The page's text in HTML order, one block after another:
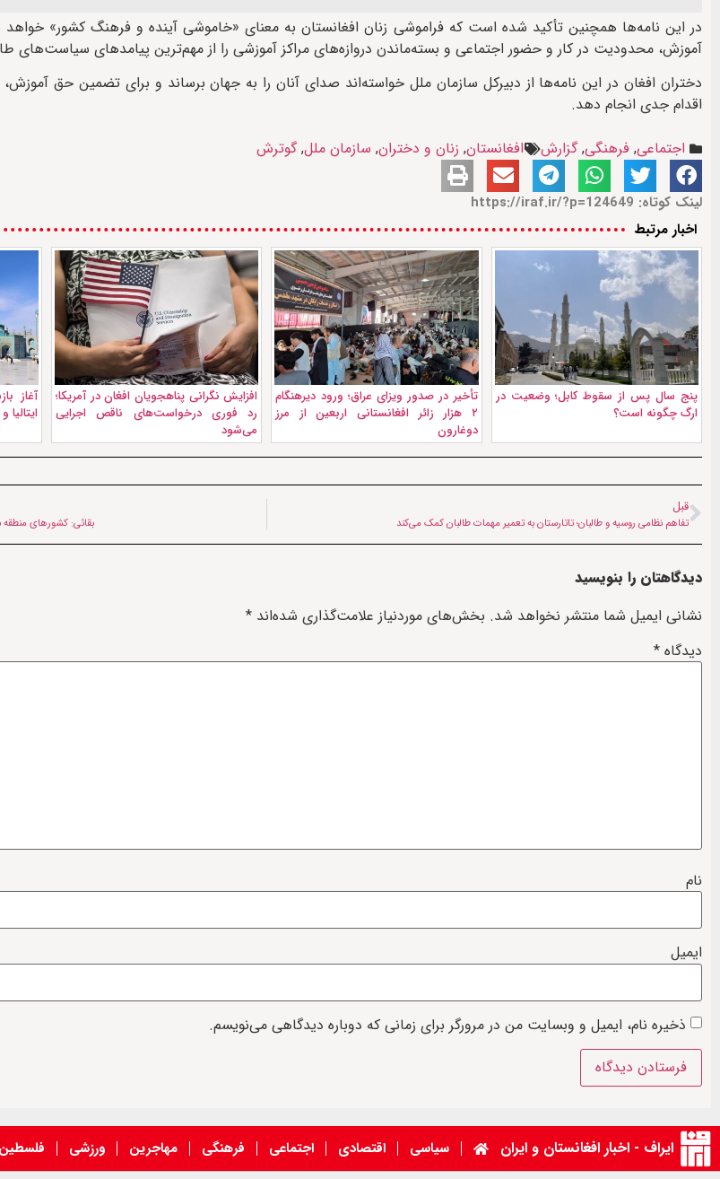
در این نامه‌ها همچنین تأکید شده است که فراموشی زنان افغانستان به معنای «خاموشی آینده و فرهنگ کشور» خواهد
آموزش، محدودیت در کار و حضور اجتماعی و بسته‌ماندن دروازه‌های مراکز آموزشی را از مهم‌ترین پیامدهای سیاست‌های
دختران افغان در این نامه‌ها از دبیرکل سازمان ملل خواسته‌اند صدای آنان را به جهان برساند و برای تضمین حق آموزش،
اقدام جدی انجام دهد.
اجتماعی, فرهنگی,گزارش افغانستان, زنان و دختران, سازمان ملل,گوترش
لینک کوتاه: https://iraf.ir/?p=124649
اخبار مرتبط
پنج سال پس از سقوط کابل؛ وضعیت در
ارگ چگونه است؟
تأخیر در صدور ویزای عراق؛ ورود دیرهنگام
۲ هزار زائر افغانستانی اربعین از مرز
دوغارون
افزایش نگرانی پناهجویان افغان در آمریکا؛
رد فوری درخواست‌های ناقص اجرایی
می‌شود
آغاز
قبل
تفاهم نظامی روسیه و طالبان؛ تاتارستان به تعمیر مهمات طالبان کمک می‌کند بقائی: کشورهای منطقه
دیدگاهتان را بنویسید
نشانی ایمیل شما منتشر نخواهد شد. بخش‌های موردنیاز علامت‌گذاری شده‌اند *
دیدگاه *
نام
ایمیل
ذخیره نام، ایمیل و وبسایت من در مرورگر برای زمانی که دوباره دیدگاهی می‌نویسم.
ایراف - اخبار افغانستان و ایران سیاسی اقتصادی اجتماعی فرهنگی مهاجرین ورزشی فلسطین